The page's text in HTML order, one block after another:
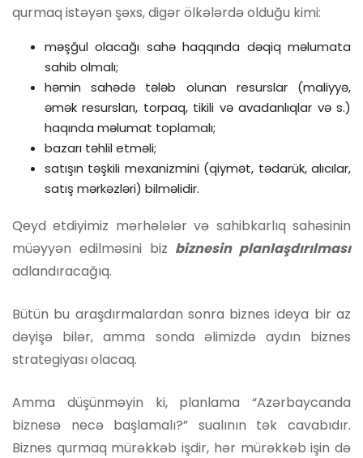
qurmaq istəyən şəxs, digər ölkələrdə olduğu kimi:
məşğul olacağı sahə haqqında dəqiq məlumata
sahib olmalı;
həmin sahədə tələb olunan resurslar (maliyyə,
əmək resursları, torpaq, tikili və avadanlıqlar və s.)
haqında məlumat toplamalı;
bazarı təhlil etməli;
satışın təşkili mexanizmini (qiymət, tədarük, alıcılar,
satış mərkəzləri) bilməlidir.
Qeyd etdiyimiz mərhələlər və sahibkarlıq sahəsinin
müəyyən edilməsini biz biznesin planlaşdırılması
adlandıracağıq.
Bütün bu araşdırmalardan sonra biznes ideya bir az
dəyişə bilər, amma sonda əlimizdə aydın biznes
strategiyası olacaq.
Amma düşünməyin ki, planlama “Azərbaycanda
biznesə necə başlamalı?” sualının tək cavabıdır.
Biznes qurmaq mürəkkəb işdir, hər mürəkkəb işin də